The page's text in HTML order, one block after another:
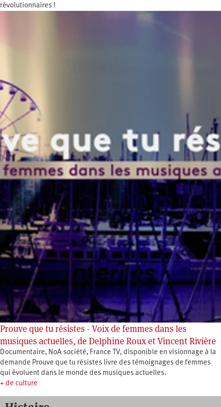
révolutionnaires !
Prouve que tu résistes - Voix de femmes dans les
musiques actuelles, de Delphine Roux et Vincent Rivière
Documentaire, NoA société, France TV, disponible en visionnage à la
demande Prouve que tu résistes livre des témoignages de femmes
qui évoluent dans le monde des musiques actuelles.
+ de culture